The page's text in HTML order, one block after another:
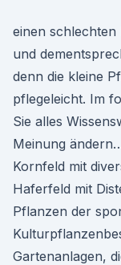
einen
und
denn die kleine
pflegeleicht. Im
Sie alles
Meinung
Kornfeld mit
Haferfeld mit
Pflanzen der
Gartenanlagen,